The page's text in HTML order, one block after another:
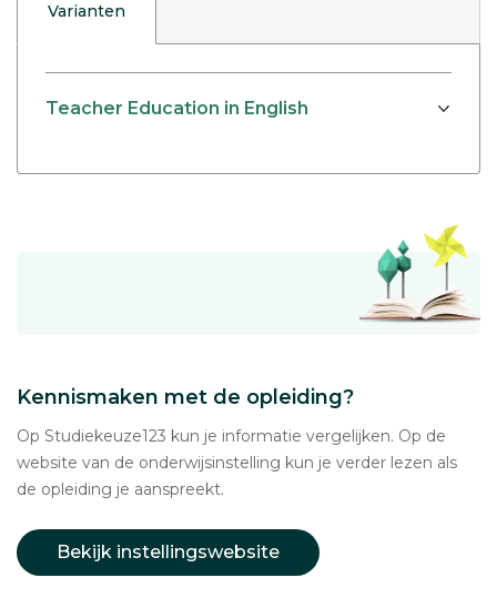
Varianten
Teacher Education in English
Kennismaken met de opleiding?
Op Studiekeuze123 kun je informatie vergelijken. Op de
website van de onderwijsinstelling kun je verder lezen als
de opleiding je aanspreekt.
Bekijk instellingswebsite